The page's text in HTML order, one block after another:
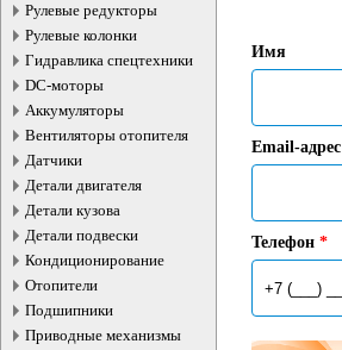
Рулевые редукторы
Рулевые колонки
Гидравлика спецтехники
DC-моторы
Аккумуляторы
Вентиляторы отопителя
Датчики
Детали двигателя
Детали кузова
Детали подвески
Кондиционирование
Отопители
Подшипники
Приводные механизмы
Имя
Email-адрес
Телефон *